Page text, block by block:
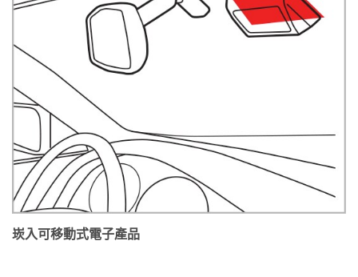
崁入可移動式電子產品